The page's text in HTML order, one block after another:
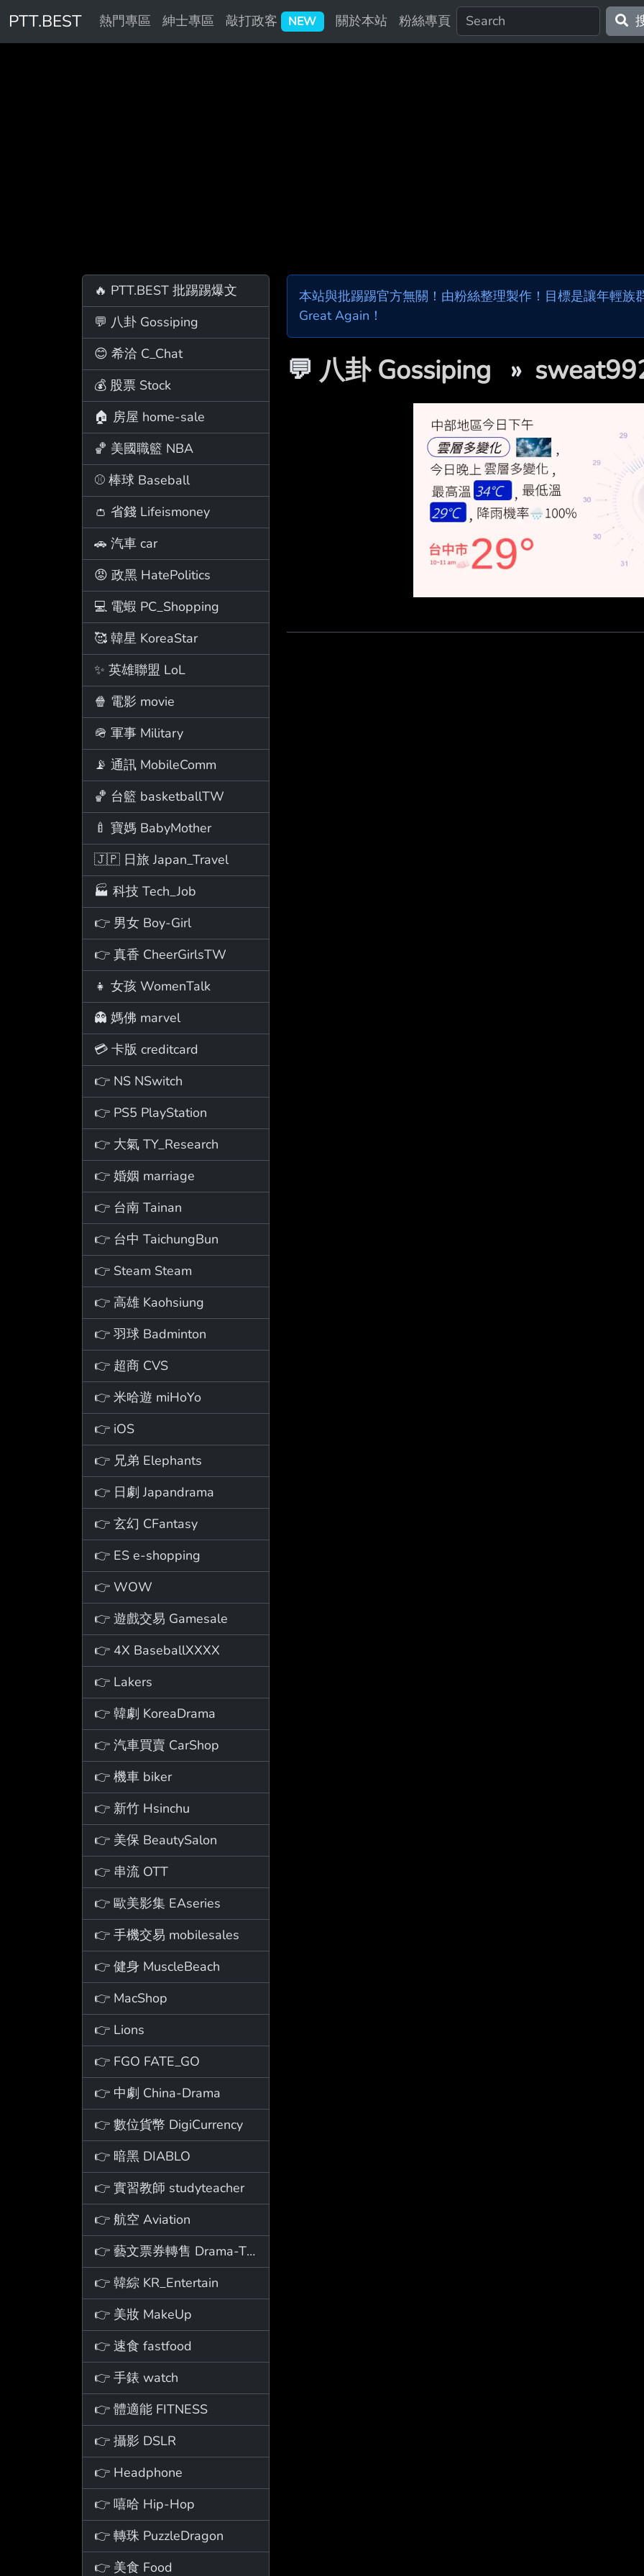
PTT.BEST 熱門專區 紳士專區 敲打政客 NEW 關於本站 粉絲專頁
🔥 PTT.BEST 批踢踢爆文
💬 八卦 Gossiping
😊 希洽 C_Chat
💰 股票 Stock
🏠 房屋 home-sale
🏀 美國職籃 NBA
⚾ 棒球 Baseball
👛 省錢 Lifeismoney
🚗 汽車 car
😡 政黑 HatePolitics
💻 電蝦 PC_Shopping
🥰 韓星 KoreaStar
✨ 英雄聯盟 LoL
🍿 電影 movie
🪖 軍事 Military
📡 通訊 MobileComm
🏀 台籃 basketballTW
🍼 寶媽 BabyMother
🇯🇵 日旅 Japan_Travel
🏭 科技 Tech_Job
👉 男女 Boy-Girl
👉 真香 CheerGirlsTW
👧 女孩 WomenTalk
👻 媽佛 marvel
💳 卡版 creditcard
👉 NS NSwitch
👉 PS5 PlayStation
👉 大氣 TY_Research
👉 婚姻 marriage
👉 台南 Tainan
👉 台中 TaichungBun
👉 Steam Steam
👉 高雄 Kaohsiung
👉 羽球 Badminton
👉 超商 CVS
👉 米哈遊 miHoYo
👉 iOS
👉 兄弟 Elephants
👉 日劇 Japandrama
👉 玄幻 CFantasy
👉 ES e-shopping
👉 WOW
👉 遊戲交易 Gamesale
👉 4X BaseballXXXX
👉 Lakers
👉 韓劇 KoreaDrama
👉 汽車買賣 CarShop
👉 機車 biker
👉 新竹 Hsinchu
👉 美保 BeautySalon
👉 串流 OTT
👉 歐美影集 EAseries
👉 手機交易 mobilesales
👉 健身 MuscleBeach
👉 MacShop
👉 Lions
👉 FGO FATE_GO
👉 中劇 China-Drama
👉 數位貨幣 DigiCurrency
👉 暗黑 DIABLO
👉 實習教師 studyteacher
👉 航空 Aviation
👉 藝文票券轉售 Drama-Ticket
👉 韓綜 KR_Entertain
👉 美妝 MakeUp
👉 速食 fastfood
👉 手錶 watch
👉 體適能 FITNESS
👉 攝影 DSLR
👉 Headphone
👉 嘻哈 Hip-Hop
👉 轉珠 PuzzleDragon
👉 美食 Food
本站與批踢踢官方無關！由粉絲整理製作！目標是讓年輕族
Great Again！
💬 八卦 Gossiping »